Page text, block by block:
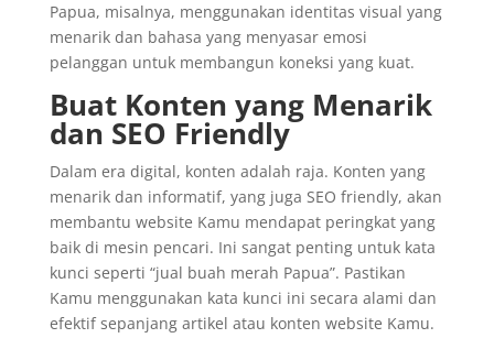
Papua, misalnya, menggunakan identitas visual yang
menarik dan bahasa yang menyasar emosi
pelanggan untuk membangun koneksi yang kuat.
Buat Konten yang Menarik
dan SEO Friendly
Dalam era digital, konten adalah raja. Konten yang
menarik dan informatif, yang juga SEO friendly, akan
membantu website Kamu mendapat peringkat yang
baik di mesin pencari. Ini sangat penting untuk kata
kunci seperti “jual buah merah Papua”. Pastikan
Kamu menggunakan kata kunci ini secara alami dan
efektif sepanjang artikel atau konten website Kamu.